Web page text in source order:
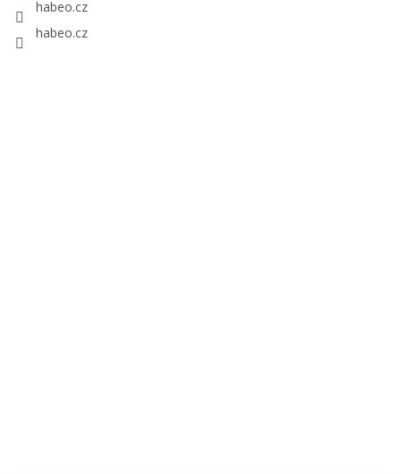
habeo.cz
habeo.cz